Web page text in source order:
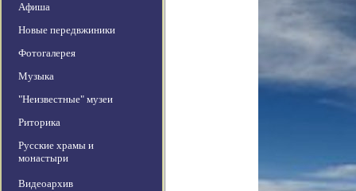
Афиша
Новые передвжиники
Фотогалерея
Музыка
"Неизвестные" музеи
Риторика
Русские храмы и
монастыри
Видеоархив